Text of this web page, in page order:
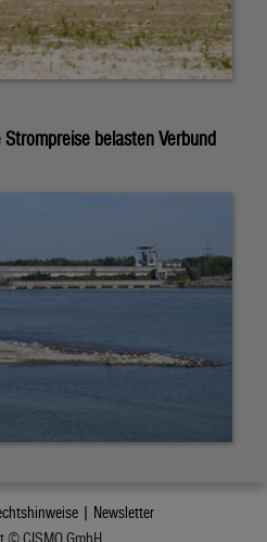
belasten Verbund
| Newsletter
© CISMO GmbH